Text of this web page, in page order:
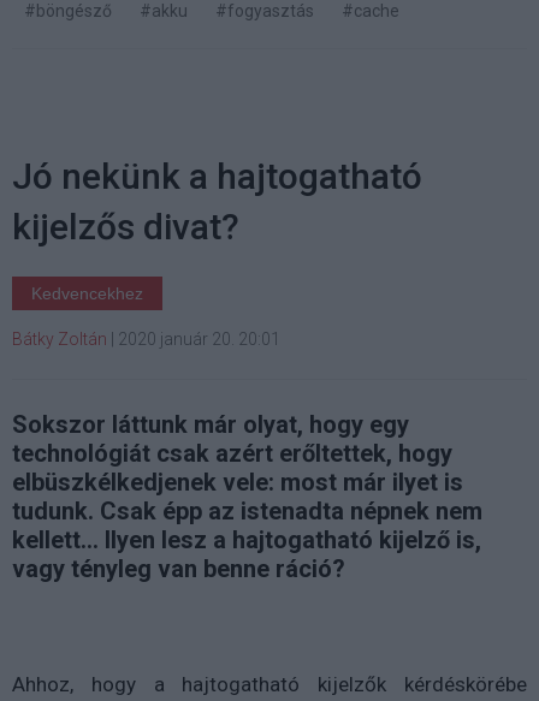
#böngésző
#akku #fogyasztás #cache
Jó nekünk a hajtogatható
kijelzős divat?
Kedvencekhez
Bátky Zoltán 2020 január 20. 20:01
Sokszor láttunk már olyat, hogy egy
technológiát csak azért erőltettek, hogy
elbüszkélkedjenek vele: most már ilyet is
tudunk. Csak épp az istenadta népnek nem
kellett... Ilyen lesz a hajtogatható kijelző is,
vagy tényleg van benne ráció?
Ahhoz, hogy a hajtogatható kijelzők kérdéskörébe